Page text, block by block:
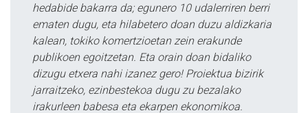
hedabide bakarra da; egunero 10 udalerriren berri
ematen dugu, eta hilabetero doan duzu aldizkaria
kalean, tokiko komertzioetan zein erakunde
publikoen egoitzetan. Eta orain doan bidaliko
dizugu etxera nahi izanez gero! Proiektua bizirik
jarraitzeko, ezinbestekoa dugu zu bezalako
irakurleen babesa eta ekarpen ekonomikoa.